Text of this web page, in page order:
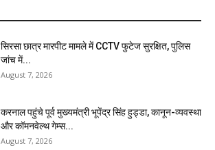
सिरसा छात्र मारपीट मामले में CCTV फुटेज सुरक्षित, पुलिस
जांच में...
August 7, 2026
करनाल पहुंचे पूर्व मुख्यमंत्री भूपेंद्र सिंह हुड्डा, कानून-व्यवस्था
और कॉमनवेल्थ गेम्स...
August 7, 2026